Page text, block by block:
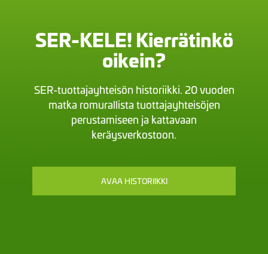
SER-KELE! Kierrätinkö
oikein?
SER-tuottajayhteisön historiikki. 20 vuoden
matka romurallista tuottajayhteisöjen
perustamiseen ja kattavaan
keräysverkostoon.
AVAA HISTORIIKKI